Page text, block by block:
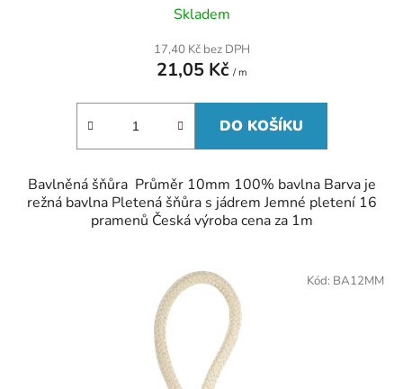
Skladem
17,40 Kč bez DPH
21,05 Kč / m
DO KOŠÍKU
Bavlněná šňůra Průměr 10mm 100% bavlna Barva je
režná bavlna Pletená šňůra s jádrem Jemné pletení 16
pramenů Česká výroba cena za 1m
Kód: BA12MM